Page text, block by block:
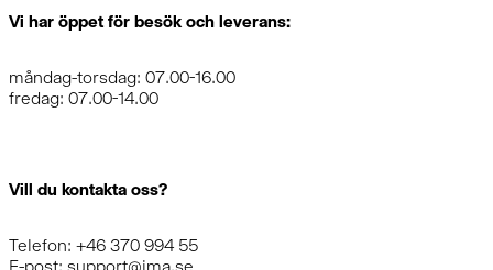
Vi har öppet för besök och leverans:
måndag-torsdag: 07.00-16.00
fredag: 07.00-14.00
Vill du kontakta oss?
Telefon: +46 370 994 55